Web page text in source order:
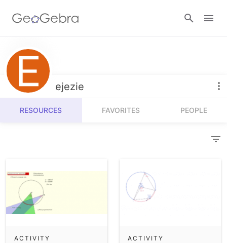
Resources
Number Sense
Algebra
Operations
Calculators
Geometry
3D Calculator
ejezie
RESOURCES FAVORITES PEOPLE
ACTIVITY ACTIVITY